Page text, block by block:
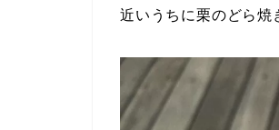
近いうちに栗のどら焼